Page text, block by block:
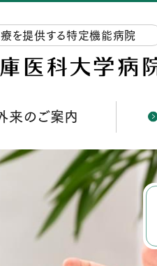
を提供する特定機能病院
来のご案内